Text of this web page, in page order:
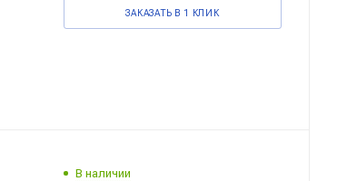
ЗАКАЗАТЬ В 1 КЛИК
В наличии